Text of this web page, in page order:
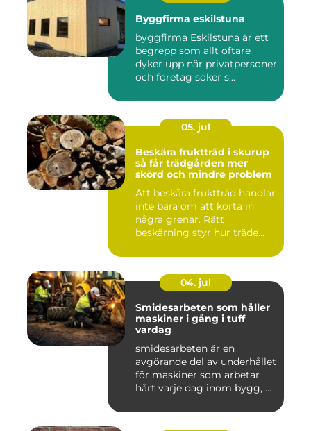
Byggfirma eskilstuna
byggfirma Eskilstuna är ett
begrepp som allt oftare
dyker upp när privatpersoner
och företag söker s...
05. jul
Beskära fruktträd i skurup
så får trädgården mer
skörd och mindre problem
Att beskära fruktträd handlar
inte bara om att korta in
några grenar. Rätt
beskärning styr hur träde...
04. jul
Smidesarbeten som håller
maskiner i gång i tuff
vardag
smidesarbeten är en
avgörande del av underhållet
för maskiner som arbetar
hårt varje dag inom bygg, ...